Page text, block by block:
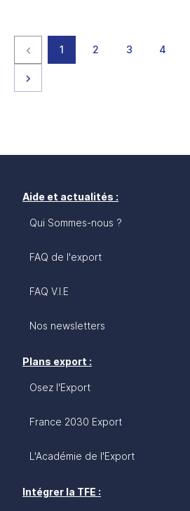
Page précédente
page
1 page
2 page
3 page
4
Aide et actualités :
Qui Sommes-nous ?
FAQ de l'export
FAQ V.I.E
Nos newsletters
Plans export :
Osez l'Export
France 2030 Export
L'Académie de l'Export
Intégrer la TFE :